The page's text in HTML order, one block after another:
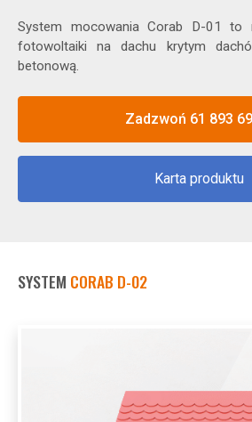
System mocowania Corab D-01 to
fotowoltaiki na dachu krytym
betonową.
Zadzwoń 61 893
Karta produktu
SYSTEM CORAB D-02